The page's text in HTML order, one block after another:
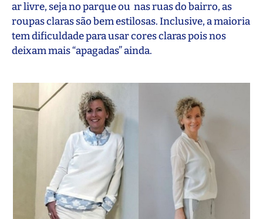
ar livre, seja no parque ou nas ruas do bairro, as
roupas claras são bem estilosas. Inclusive, a maioria
tem dificuldade para usar cores claras pois nos
deixam mais “apagadas” ainda.